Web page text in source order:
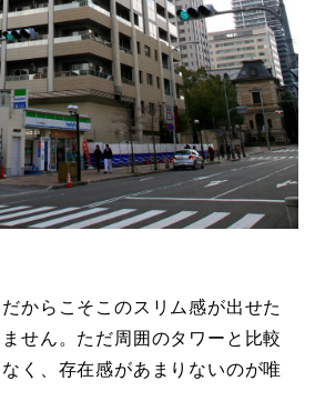
からこそこのスリム感が出せた
せん。ただ周囲のタワーと比較
く、存在感があまりないのが唯